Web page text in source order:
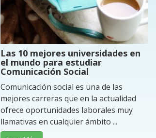
Las 10 mejores universidades en
el mundo para estudiar
Comunicación Social
Comunicación social es una de las
mejores carreras que en la actualidad
ofrece oportunidades laborales muy
llamativas en cualquier ámbito ...